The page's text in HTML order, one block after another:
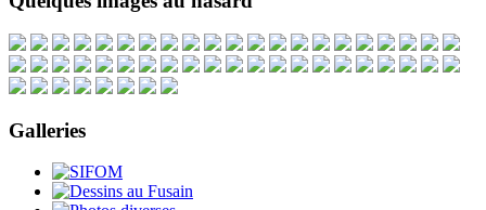
Galleries